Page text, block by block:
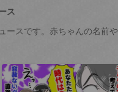
ス
ースです。赤ちゃんの名前や